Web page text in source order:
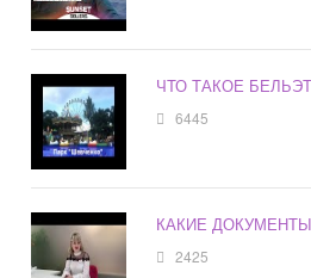
ЧТО ТАКОЕ
6445
КАКИЕ
2425